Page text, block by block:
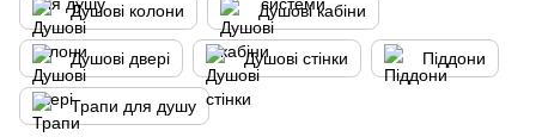
Душові колони Душові кабіни
Душові двері Душові стінки Піддони
Трапи для душу